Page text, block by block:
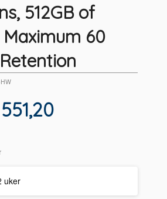
512GB of
60
uker